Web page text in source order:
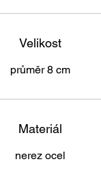
Velikost
průměr 8 cm
Materiál
nerez ocel